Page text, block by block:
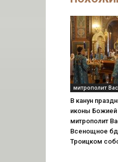
митрополит
В канун
иконы
митрополит
Всенощное
Троицком